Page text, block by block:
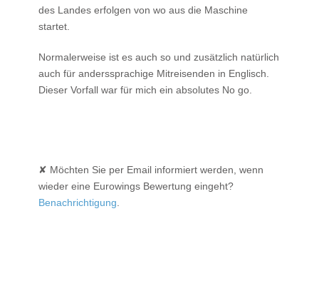
des Landes erfolgen von wo aus die Maschine
startet.
Normalerweise ist es auch so und zusätzlich natürlich
auch für anderssprachige Mitreisenden in Englisch.
Dieser Vorfall war für mich ein absolutes No go.
✘ Möchten Sie per Email informiert werden, wenn
wieder eine Eurowings Bewertung eingeht?
Benachrichtigung